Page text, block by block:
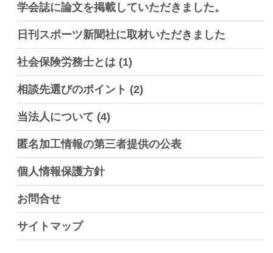
学会誌に論文を掲載していただきました。
日刊スポーツ新聞社に取材いただきました
社会保険労務士とは (1)
相談先選びのポイント (2)
当法人について (4)
匿名加工情報の第三者提供の公表
個人情報保護方針
お問合せ
サイトマップ